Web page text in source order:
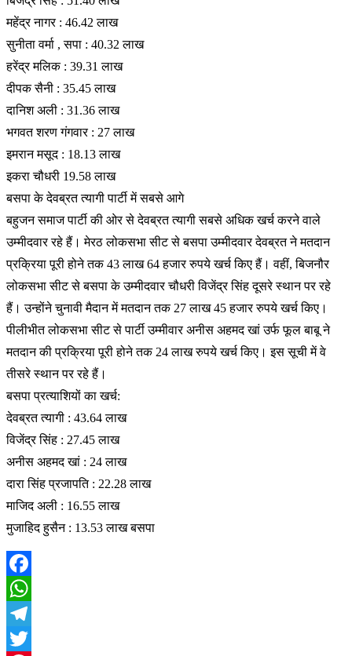
महेंद्र नागर : 46.42 लाख
सुनीता वर्मा , सपा : 40.32 लाख
हरेंद्र मलिक : 39.31 लाख
दीपक सैनी : 35.45 लाख
दानिश अली : 31.36 लाख
भगवत शरण गंगवार : 27 लाख
इमरान मसूद : 18.13 लाख
इकरा चौधरी 19.58 लाख
बसपा के देवब्रत त्यागी पार्टी में सबसे आगे
बहुजन समाज पार्टी की ओर से देवब्रत त्यागी सबसे अधिक खर्च करने वाले
उम्मीदवार रहे हैं। मेरठ लोकसभा सीट से बसपा उम्मीदवार देवब्रत ने मतदान
प्रक्रिया पूरी होने तक 43 लाख 64 हजार रुपये खर्च किए हैं। वहीं, बिजनौर
लोकसभा सीट से बसपा के उम्मीदवार चौधरी विजेंद्र सिंह दूसरे स्थान पर रहे
हैं। उन्होंने चुनावी मैदान में मतदान तक 27 लाख 45 हजार रुपये खर्च किए।
पीलीभीत लोकसभा सीट से पार्टी उम्मीवार अनीस अहमद खां उर्फ फूल बाबू ने
मतदान की प्रक्रिया पूरी होने तक 24 लाख रुपये खर्च किए। इस सूची में वे
तीसरे स्थान पर रहे हैं।
बसपा प्रत्याशियों का खर्च:
देवब्रत त्यागी : 43.64 लाख
विजेंद्र सिंह : 27.45 लाख
अनीस अहमद खां : 24 लाख
दारा सिंह प्रजापति : 22.28 लाख
माजिद अली : 16.55 लाख
मुजाहिद हुसैन : 13.53 लाख बसपा
Facebook
WhatsApp
Telegram